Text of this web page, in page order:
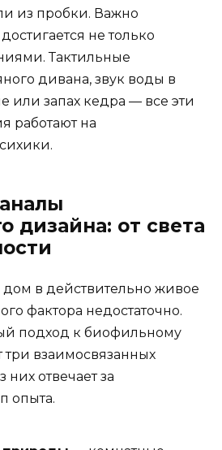
из пробки. Важно
не только
Тактильные
дивана, звук воды в
или запах кедра — все эти
работают на
дизайна: от света
дом в действительно живое
фактора недостаточно.
подход к биофильному
взаимосвязанных
отвечает за
опыта.